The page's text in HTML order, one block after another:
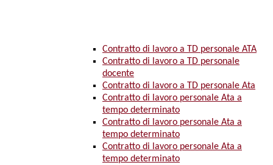
Contratto di lavoro a TD personale ATA
Contratto di lavoro a TD personale
docente
Contratto di lavoro a TD personale Ata
Contratto di lavoro personale Ata a
tempo determinato
Contratto di lavoro personale Ata a
tempo determinato
Contratto di lavoro personale Ata a
tempo determinato